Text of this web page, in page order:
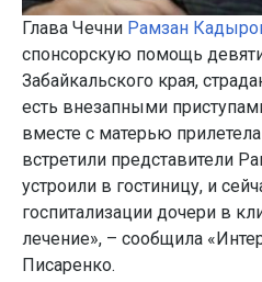
Глава Чечни Рамзан
спонсорскую помощь
Забайкальского края,
есть внезапными
вместе с матерью
встретили представители
устроили в гостиницу, и
госпитализации дочери в
лечение», – сообщила
Писаренко.